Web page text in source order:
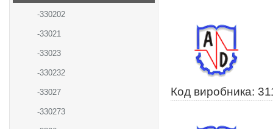
-330202
-33021
-33023
-330232
-33027
-330273
Код виробника: